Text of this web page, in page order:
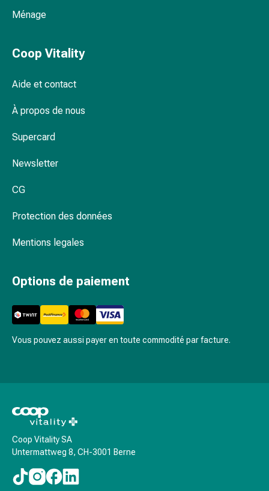
base
bourgeons
plantes
Anthroposophiques
vessie,
urinaires
Troubles
des
reins
Douleurs
et
fièvre
Maux
de
tête
expérience de luxe pour vos pieds
Ménage
Coop Vitality
Aide et contact
À propos de nous
Supercard
Newsletter
CG
Protection des données
Mentions legales
Options de paiement
Vous pouvez aussi payer en toute commodité par facture.
Coop Vitality SA
Untermattweg 8, CH-3001 Berne